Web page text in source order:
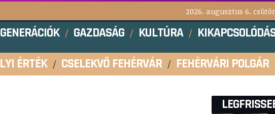
2026. augusztus 6.
GENERÁCIÓK GAZDASÁG KULTÚRA
ÉRTÉK CSELEKVŐ FEHÉRVÁR FEHÉRVÁRI POLGÁR